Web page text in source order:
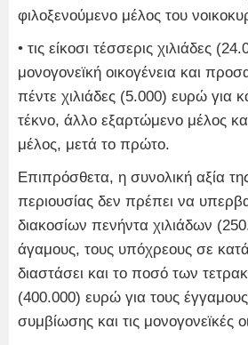
φιλοξενούμενο μέλος του
• τις είκοσι τέσσερις χιλιάδες
μονογονεϊκή οικογένεια και
πέντε χιλιάδες (5.000) ευρώ για
τέκνο, άλλο εξαρτώμενο μέλος
μέλος, μετά το πρώτο.
Επιπρόσθετα, η συνολική αξία
περιουσίας δεν πρέπει να
διακοσίων πενήντα χιλιάδων
άγαμους, τους υπόχρεους σε
διαστάσει και το ποσό των
(400.000) ευρώ για τους
συμβίωσης και τις μονογονεϊκές